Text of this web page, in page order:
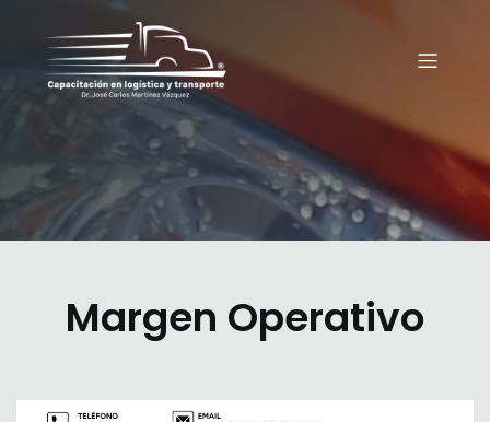
Margen Operativo